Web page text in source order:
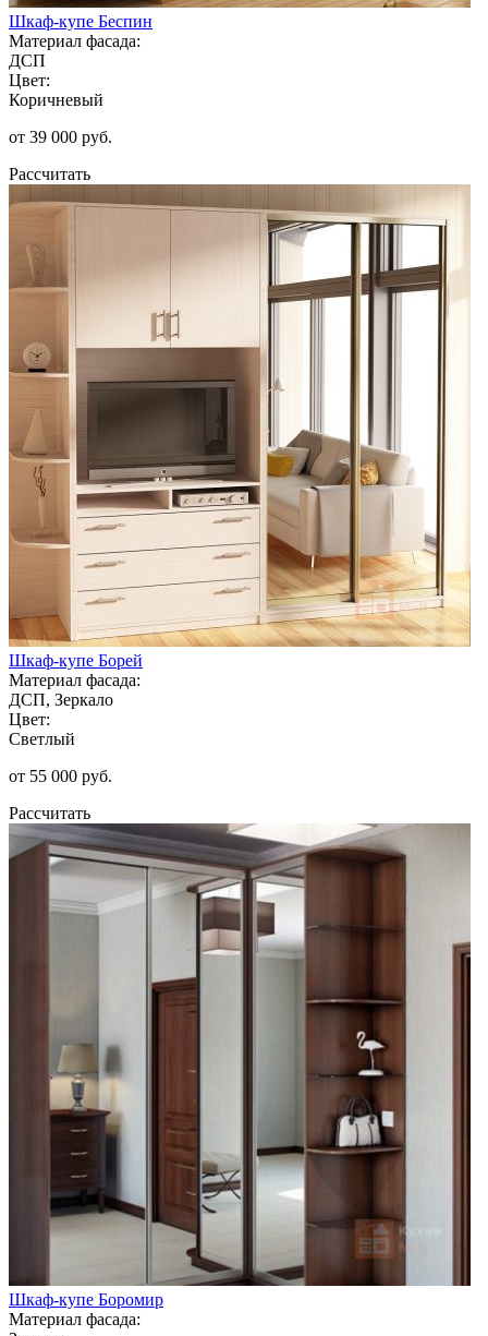
Шкаф-купе Беспин
Материал фасада:
ДСП
Цвет:
Коричневый
от 39 000 руб.
Рассчитать
Шкаф-купе Борей
Материал фасада:
ДСП, Зеркало
Цвет:
Светлый
от 55 000 руб.
Рассчитать
Шкаф-купе Боромир
Материал фасада: